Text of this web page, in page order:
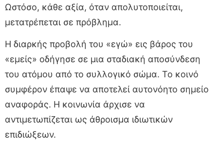
Ωστόσο, κάθε αξία, όταν απολυτοποιείται,
μετατρέπεται σε πρόβλημα.
Η διαρκής προβολή του «εγώ» εις βάρος του
«εμείς» οδήγησε σε μια σταδιακή αποσύνδεση
του ατόμου από το συλλογικό σώμα. Το κοινό
συμφέρον έπαψε να αποτελεί αυτονόητο σημείο
αναφοράς. Η κοινωνία άρχισε να
αντιμετωπίζεται ως άθροισμα ιδιωτικών
επιδιώξεων.